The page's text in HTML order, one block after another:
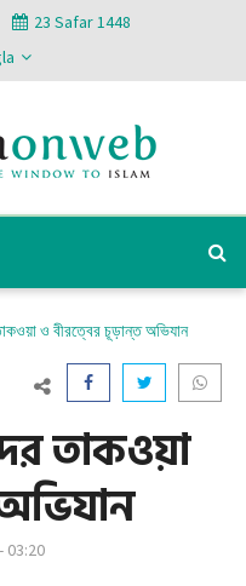
23 Safar 1448
ও বীরত্বের চূড়ান্ত অভিযান
তাকওয়া
03:20